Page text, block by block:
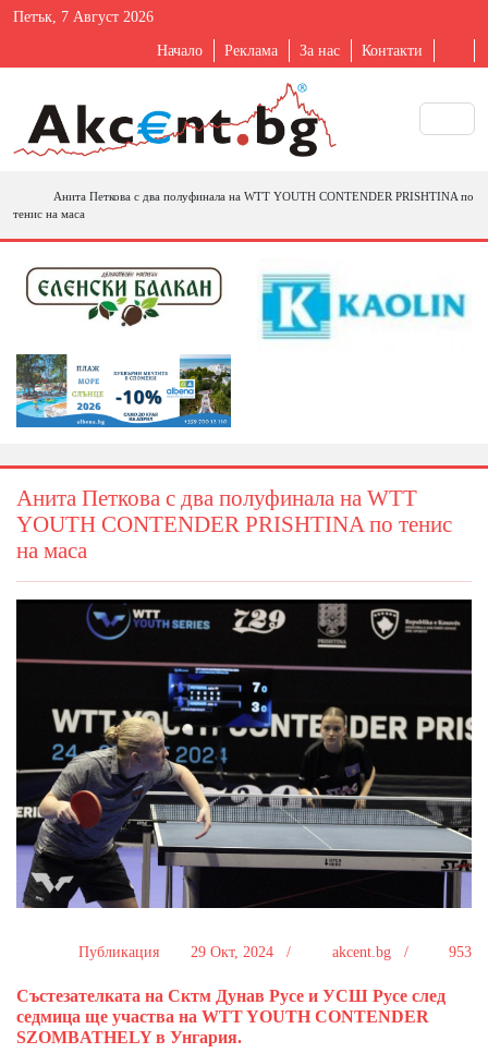
Петък, 7 Август 2026
Начало Реклама За нас Контакти
Анита Петкова с два полуфинала на WTT YOUTH CONTENDER PRISHTINA по
тенис на маса
Анита Петкова с два полуфинала на WTT
YOUTH CONTENDER PRISHTINA по тенис
на маса
Публикация 29 Окт, 2024 / akcent.bg / 953
Състезателката на Сктм Дунав Русе и УСШ Русе след
седмица ще участва на WTT YOUTH CONTENDER
SZOMBATHELY в Унгария.